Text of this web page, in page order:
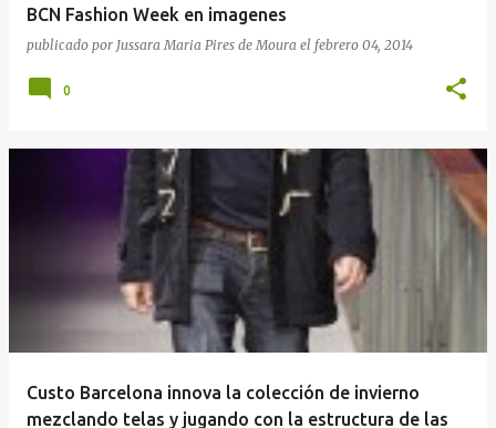
BCN Fashion Week en imagenes
publicado por Jussara Maria Pires de Moura el febrero 04, 2014
0
Custo Barcelona innova la colección de invierno
mezclando telas y jugando con la estructura de las